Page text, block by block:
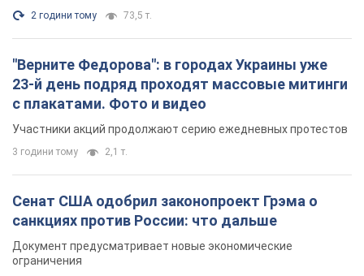
2 години тому 73,5 т.
"Верните Федорова": в городах Украины уже
23-й день подряд проходят массовые митинги
с плакатами. Фото и видео
Участники акций продолжают серию ежедневных протестов
3 години тому 2,1 т.
Сенат США одобрил законопроект Грэма о
санкциях против России: что дальше
Документ предусматривает новые экономические
ограничения